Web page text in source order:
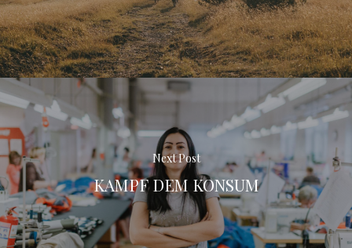
Next Post
KAMPF DEM KONSUM